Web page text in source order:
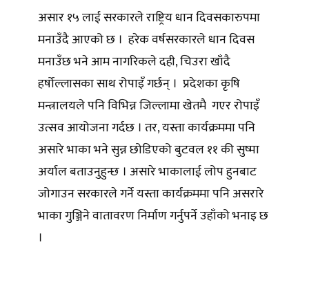
असार १५ लाई सरकारले राष्ट्रिय धान दिवसकारुपमा
मनाउँदै आएको छ । हरेक वर्षसरकारले धान दिवस
मनाउँछ भने आम नागरिकले दही, चिउरा खाँदै
हर्षोल्लासका साथ रोपाइँ गर्छन् । प्रदेशका कृषि
मन्त्रालयले पनि विभिन्न जिल्लामा खेतमै गएर रोपाइँ
उत्सव आयोजना गर्दछ । तर, यस्ता कार्यक्रममा पनि
असारे भाका भने सुन्न छोडिएको बुटवल ११ की सुष्मा
अर्याल बताउनुहुन्छ । असारे भाकालाई लोप हुनबाट
जोगाउन सरकारले गर्ने यस्ता कार्यक्रममा पनि असरारे
भाका गुञ्जिने वातावरण निर्माण गर्नुपर्ने उहाँको भनाइ छ
।